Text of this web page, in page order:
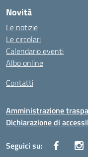
Novità
Le notizie
Le circolari
Calendario eventi
Albo online
Contatti
Amministrazione
Dichiarazione di
Seguici su: